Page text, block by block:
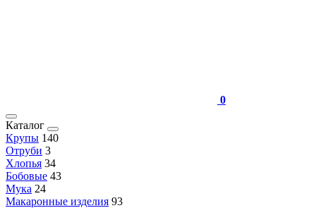
0
Каталог
Крупы 140
Отруби 3
Хлопья 34
Бобовые 43
Мука 24
Макаронные изделия 93